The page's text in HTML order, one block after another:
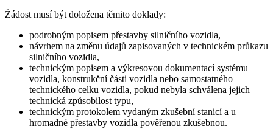
Žádost musí být doložena těmito doklady:
podrobným popisem přestavby silničního vozidla,
návrhem na změnu údajů zapisovaných v technickém průkazu
silničního vozidla,
technickým popisem a výkresovou dokumentací systému
vozidla, konstrukční části vozidla nebo samostatného
technického celku vozidla, pokud nebyla schválena jejich
technická způsobilost typu,
technickým protokolem vydaným zkušební stanicí a u
hromadné přestavby vozidla pověřenou zkušebnou.